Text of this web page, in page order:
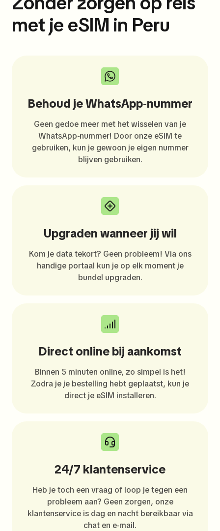
met je eSIM in Peru
Behoud je WhatsApp-nummer
Geen gedoe meer met het wisselen van je
WhatsApp-nummer! Door onze eSIM te
gebruiken, kun je gewoon je eigen nummer
blijven gebruiken.
Upgraden wanneer jij wil
Kom je data tekort? Geen probleem! Via ons
handige portaal kun je op elk moment je
bundel upgraden.
Direct online bij aankomst
Binnen 5 minuten online, zo simpel is het!
Zodra je je bestelling hebt geplaatst, kun je
direct je eSIM installeren.
24/7 klantenservice
Heb je toch een vraag of loop je tegen een
probleem aan? Geen zorgen, onze
klantenservice is dag en nacht bereikbaar via
chat en e-mail.